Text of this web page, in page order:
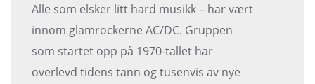
Alle som elsker litt hard musikk – har vært
innom glamrockerne AC/DC. Gruppen
som startet opp på 1970-tallet har
overlevd tidens tann og tusenvis av nye